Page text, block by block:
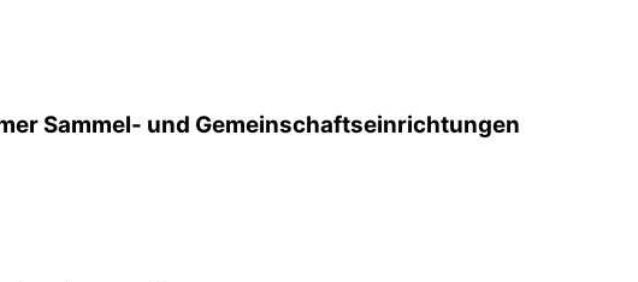
Sammel- und Gemeinschafts­einrichtungen